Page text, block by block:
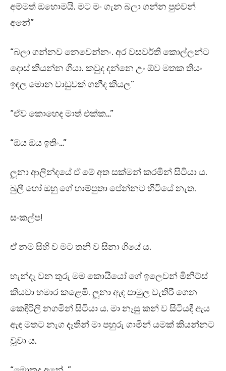
අම්මත් ඔහොමයි. මට මං ගැන බලා ගන්න පුළුවන්
අනේ”
“බලා ගන්නව නෙවෙන්නං. අර වසවර්ති කොල්ලන්ට
දොස් කියන්න ගියා. කවුද දන්නෙ උං ඕව මතක තියං
ඉඳල මොන වාඩුවක් ගනීද කියල”
“ඒව කොහෙද මාත් එක්ක…”
“ඔය ඔය ඉතිං…”
ලූනා ආලින්දයේ ඒ මේ අත සක්මන් කරමින් සිටියා ය.
බුලී හෝ ඔහු ගේ හාම්පුතා පේන්නට හිටියේ නැත.
සංකල්ප!
ඒ නම සිහි ව මට තනි ව සිනා ගියේ ය.
හැන්දෑ වන තුරු මම කොයියෝ ගේ ඉලෙවන් මිනිට්ස්
කියවා හමාර කළෙමි. ලූනා ඇඳ පාමුල වැතිරී ගෙන
කෙඳිරිලි නගමින් සිටියා ය. මා නෑසු කන් ව සිටියදී ඇය
ඇඳ මතට නැග දෑතින් මා පහුරු ගාමින් යමක් කියන්නට
වූවා ය.